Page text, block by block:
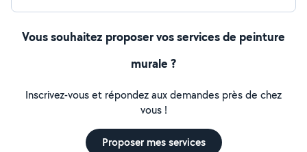
Vous souhaitez proposer vos services de peinture
murale ?
Inscrivez-vous et répondez aux demandes près de chez
vous !
Proposer mes services